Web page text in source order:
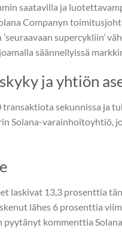
saatavilla ja
Companyn
supercykliin’
säännellyissä
ja yhtiön
transaktiota sekunnissa ja
Solana-varainhoitoyhtiö,
laskivat 13,3 prosenttia
lähes 6 prosenttia
pyytänyt kommenttia